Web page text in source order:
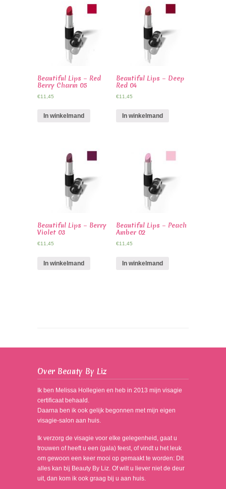
Beautiful Lips – Red
Berry Charm 05
€11,45
In winkelmand
Beautiful Lips – Deep
Red 04
€11,45
In winkelmand
Beautiful Lips – Berry
Violet 03
€11,45
In winkelmand
Beautiful Lips – Peach
Amber 02
€11,45
In winkelmand
Over Beauty By Liz
Ik ben Melissa Hollegien en heb in 2013 mijn visagie
certificaat behaald.
Daarna ben ik ook gelijk begonnen met mijn eigen
visagie-salon aan huis.
Ik verzorg de visagie voor elke gelegenheid, gaat u
trouwen of heeft u een (gala) feest, of vindt u het leuk
om gewoon een keer mooi op gemaakt te worden: Dit
alles kan bij Beauty By Liz. Of wilt u liever niet de deur
uit, dan kom ik ook graag bij u aan huis.